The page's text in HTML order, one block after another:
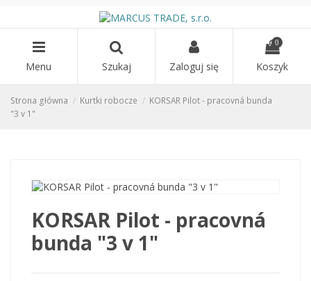
Menu Szukaj Zaloguj się
0
Koszyk
Strona główna Kurtki robocze
KORSAR Pilot - pracovná bunda
"3 v 1"
KORSAR Pilot - pracovná
bunda "3 v 1"